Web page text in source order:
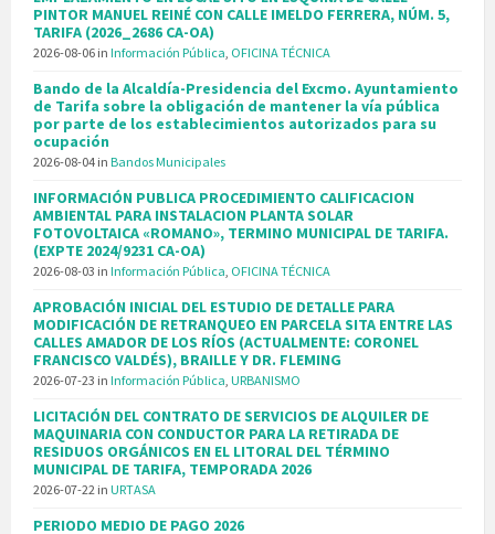
PINTOR MANUEL REINÉ CON CALLE IMELDO FERRERA, NÚM. 5,
TARIFA (2026_2686 CA-OA)
2026-08-06 in Información Pública, OFICINA TÉCNICA
Bando de la Alcaldía-Presidencia del Excmo. Ayuntamiento
de Tarifa sobre la obligación de mantener la vía pública
por parte de los establecimientos autorizados para su
ocupación
2026-08-04 in Bandos Municipales
INFORMACIÓN PUBLICA PROCEDIMIENTO CALIFICACION
AMBIENTAL PARA INSTALACION PLANTA SOLAR
FOTOVOLTAICA «ROMANO», TERMINO MUNICIPAL DE TARIFA.
(EXPTE 2024/9231 CA-OA)
2026-08-03 in Información Pública, OFICINA TÉCNICA
APROBACIÓN INICIAL DEL ESTUDIO DE DETALLE PARA
MODIFICACIÓN DE RETRANQUEO EN PARCELA SITA ENTRE LAS
CALLES AMADOR DE LOS RÍOS (ACTUALMENTE: CORONEL
FRANCISCO VALDÉS), BRAILLE Y DR. FLEMING
2026-07-23 in Información Pública, URBANISMO
LICITACIÓN DEL CONTRATO DE SERVICIOS DE ALQUILER DE
MAQUINARIA CON CONDUCTOR PARA LA RETIRADA DE
RESIDUOS ORGÁNICOS EN EL LITORAL DEL TÉRMINO
MUNICIPAL DE TARIFA, TEMPORADA 2026
2026-07-22 in URTASA
PERIODO MEDIO DE PAGO 2026